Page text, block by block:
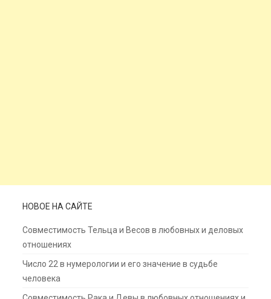
НОВОЕ НА САЙТЕ
Совместимость Тельца и Весов в любовных и деловых
отношениях
Число 22 в нумерологии и его значение в судьбе
человека